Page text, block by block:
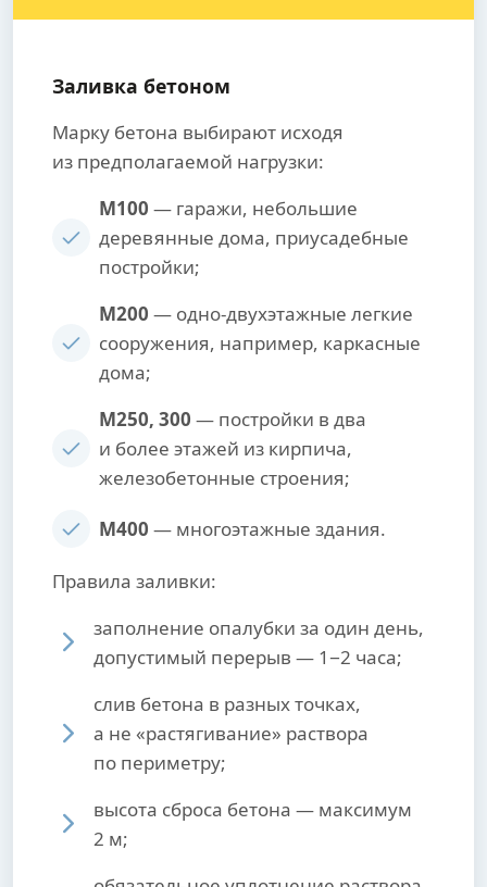
Заливка бетоном
Марку бетона выбирают исходя
из предполагаемой нагрузки:
М100 — гаражи, небольшие
деревянные дома, приусадебные
постройки;
М200 — одно-двухэтажные легкие
сооружения, например, каркасные
дома;
М250, 300 — постройки в два
и более этажей из кирпича,
железобетонные строения;
М400 — многоэтажные здания.
Правила заливки:
заполнение опалубки за один день,
допустимый перерыв — 1−2 часа;
слив бетона в разных точках,
а не «растягивание» раствора
по периметру;
высота сброса бетона — максимум
2 м;